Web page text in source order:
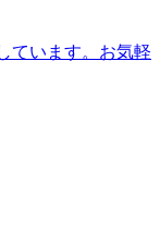
ています。お気軽